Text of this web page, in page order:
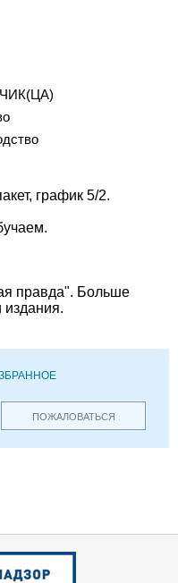
график 5/2.
правда". Больше
издания.
ПОЖАЛОВАТЬСЯ